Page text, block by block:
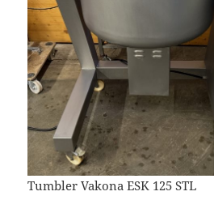
Tumbler Vakona ESK 125 STL